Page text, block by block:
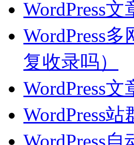
WordPress
WordPress
复收录吗）
WordPress
WordPress
WordPress